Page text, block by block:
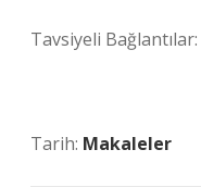
Tavsiyeli Bağlantılar:
Tarih: Makaleler